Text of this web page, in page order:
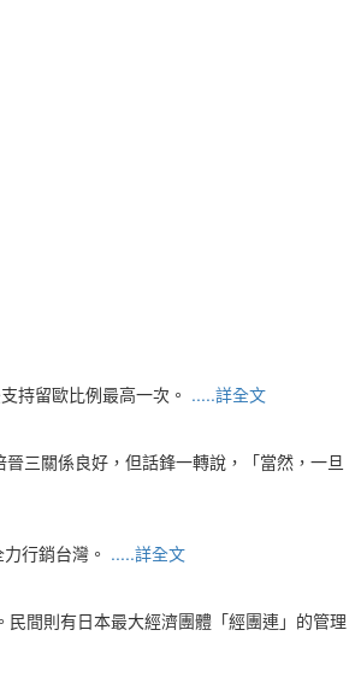
持留歐比例最高一次。 .....詳全文
三關係良好，但話鋒一轉說，「當然，一旦
行銷台灣。 .....詳全文
間則有日本最大經濟團體「經團連」的管理